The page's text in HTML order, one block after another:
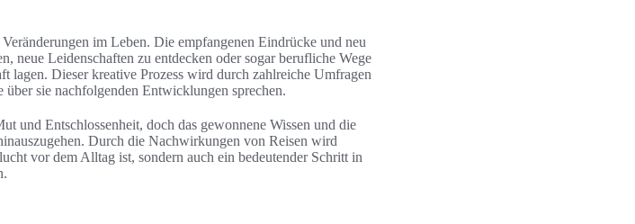
im Leben. Die empfangenen Eindrücke und neu
neue Leidenschaften zu entdecken oder sogar berufliche Wege
lagen. Dieser kreative Prozess wird durch zahlreiche Umfragen
sie nachfolgenden Entwicklungen sprechen.
und Entschlossenheit, doch das gewonnene Wissen und die
Durch die Nachwirkungen von Reisen wird
vor dem Alltag ist, sondern auch ein bedeutender Schritt in